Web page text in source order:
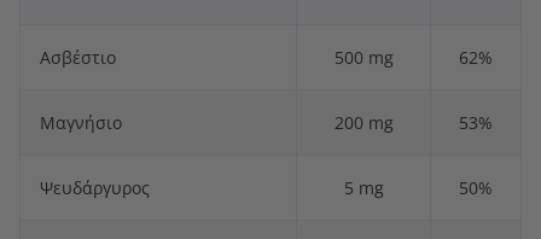
Ασβέστιο 500 mg 62%
Μαγνήσιο 200 mg 53%
Ψευδάργυρος 5 mg 50%